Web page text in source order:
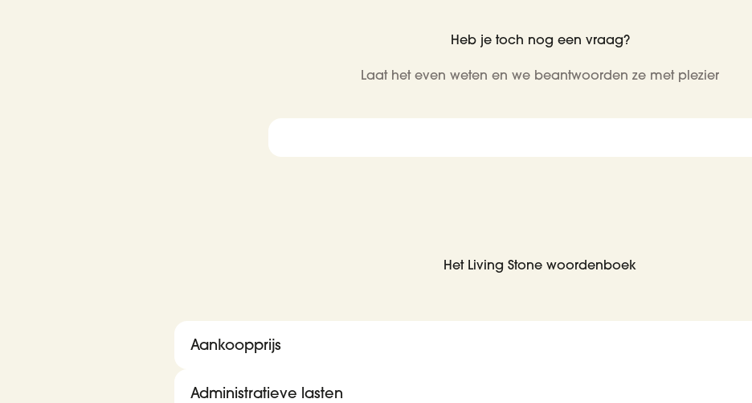
Heb je toch nog een vraag?
Laat het even weten en we beantwoorden ze met plezier
Het Living Stone woordenboek
Aankoopprijs
Administratieve lasten